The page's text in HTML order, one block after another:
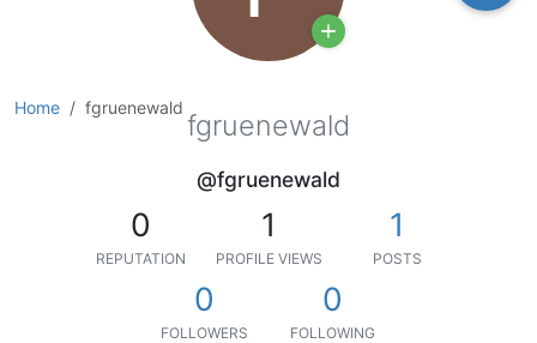
Home fgruenewald
fgruenewald
@fgruenewald
0
REPUTATION
1
PROFILE VIEWS
1
POSTS
0
FOLLOWERS
0
FOLLOWING